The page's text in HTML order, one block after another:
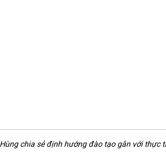
chia sẻ định hướng đào tạo gắn với